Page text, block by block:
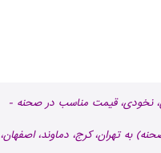
نخودی، قیمت مناسب در صحنه -
به تهران، کرج، دماوند، اصفهان،